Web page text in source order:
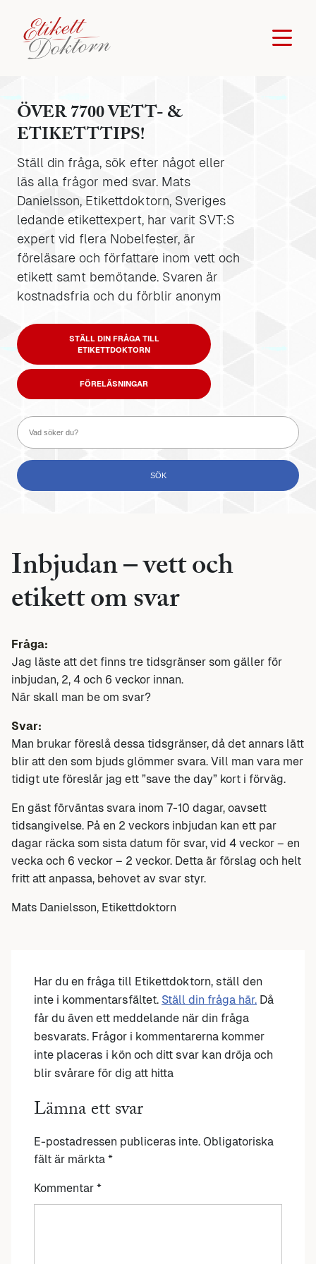
ÖVER 7700 VETT- &
ETIKETTTIPS!
Ställ din fråga, sök efter något eller
läs alla frågor med svar. Mats
Danielsson, Etikettdoktorn, Sveriges
ledande etikettexpert, har varit SVT:S
expert vid flera Nobelfester, är
föreläsare och författare inom vett och
etikett samt bemötande. Svaren är
kostnadsfria och du förblir anonym
STÄLL DIN FRÅGA TILL
ETIKETTDOKTORN
FÖRELÄSNINGAR
Inbjudan – vett och
etikett om svar
Fråga:
Jag läste att det finns tre tidsgränser som gäller för
inbjudan, 2, 4 och 6 veckor innan.
När skall man be om svar?
Svar:
Man brukar föreslå dessa tidsgränser, då det annars lätt
blir att den som bjuds glömmer svara. Vill man vara mer
tidigt ute föreslår jag ett ”save the day” kort i förväg.
En gäst förväntas svara inom 7-10 dagar, oavsett
tidsangivelse. På en 2 veckors inbjudan kan ett par
dagar räcka som sista datum för svar, vid 4 veckor – en
vecka och 6 veckor – 2 veckor. Detta är förslag och helt
fritt att anpassa, behovet av svar styr.
Mats Danielsson, Etikettdoktorn
Har du en fråga till Etikettdoktorn, ställ den
inte i kommentarsfältet. Ställ din fråga här. Då
får du även ett meddelande när din fråga
besvarats. Frågor i kommentarerna kommer
inte placeras i kön och ditt svar kan dröja och
blir svårare för dig att hitta
Lämna ett svar
E-postadressen publiceras inte. Obligatoriska
fält är märkta *
Kommentar *